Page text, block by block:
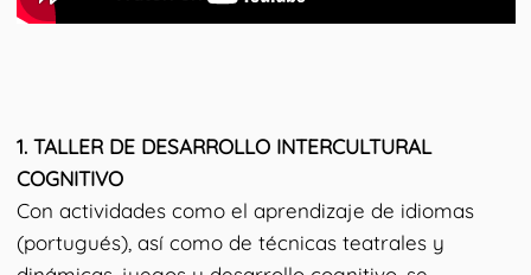
1.⁠ ⁠TALLER DE DESARROLLO INTERCULTURAL
COGNITIVO
Con actividades como el aprendizaje de idiomas
(portugués), así como de técnicas teatrales y